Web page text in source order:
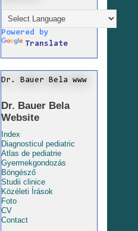
Powered by
Translate
Dr. Bauer Bela www
Dr. Bauer Bela
Website
Index
Diagnosticul pediatric
Atlas de pediatrie
Gyermekgondozás
Böngésző
Studii clinice
Közéleti Írások
Foto
CV
Contact